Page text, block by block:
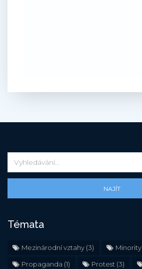
NAJÍT
Témata
Mezinárodní vztahy (3) Minority
Propaganda (1) Protest (3)